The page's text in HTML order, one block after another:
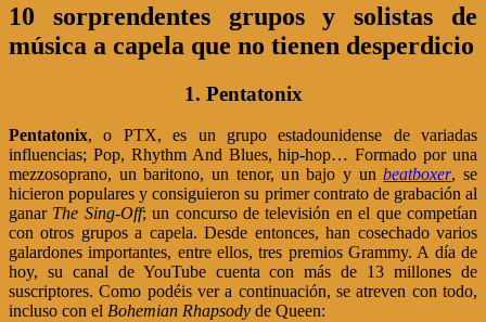
10 sorprendentes grupos y solistas de
música a capela que no tienen desperdicio
1. Pentatonix
Pentatonix, o PTX, es un grupo estadounidense de variadas
influencias; Pop, Rhythm And Blues, hip-hop… Formado por una
mezzosoprano, un baritono, un tenor, un bajo y unbeatboxer, se
hicieron populares y consiguieron su primer contrato de grabación al
ganar The Sing-Off; un concurso de televisión en el que competían
con otros grupos a capela. Desde entonces, han cosechado varios
galardones importantes, entre ellos, tres premios Grammy. A día de
hoy, su canal de YouTube cuenta con más de 13 millones de
suscriptores. Como podéis ver a continuación, se atreven con todo,
incluso con el Bohemian Rhapsody de Queen: